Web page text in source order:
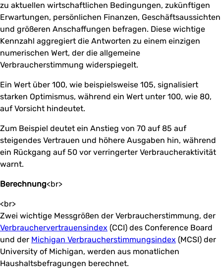
zu aktuellen wirtschaftlichen Bedingungen, zukünftigen
Erwartungen, persönlichen Finanzen, Geschäftsaussichten
und größeren Anschaffungen befragen. Diese wichtige
Kennzahl aggregiert die Antworten zu einem einzigen
numerischen Wert, der die allgemeine
Verbraucherstimmung widerspiegelt.
Ein Wert über 100, wie beispielsweise 105, signalisiert
starken Optimismus, während ein Wert unter 100, wie 80,
auf Vorsicht hindeutet.
Zum Beispiel deutet ein Anstieg von 70 auf 85 auf
steigendes Vertrauen und höhere Ausgaben hin, während
ein Rückgang auf 50 vor verringerter Verbraucheraktivität
warnt.
Berechnung<br>
<br>
Zwei wichtige Messgrößen der Verbraucherstimmung, der
Verbrauchervertrauensindex (CCI) des Conference Board
und der Michigan Verbraucherstimmungsindex (MCSI) der
University of Michigan, werden aus monatlichen
Haushaltsbefragungen berechnet.